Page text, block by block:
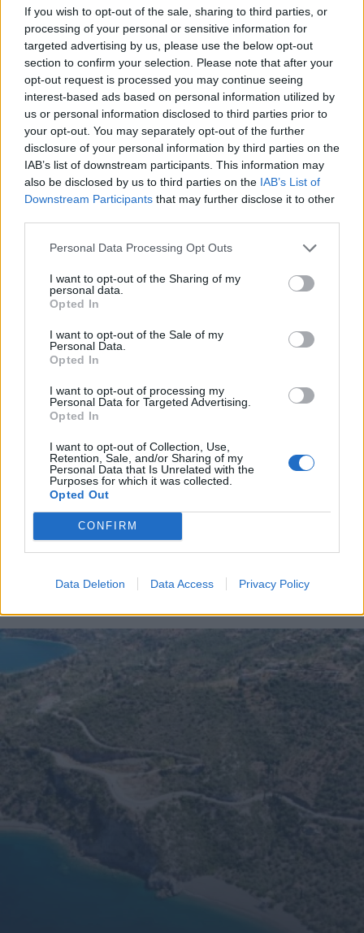
If you wish to opt-out of the sale, sharing to third parties, or
processing of your personal or sensitive information for
targeted advertising by us, please use the below opt-out
section to confirm your selection. Please note that after your
opt-out request is processed you may continue seeing
interest-based ads based on personal information utilized by
us or personal information disclosed to third parties prior to
your opt-out. You may separately opt-out of the further
disclosure of your personal information by third parties on the
IAB’s list of downstream participants. This information may
also be disclosed by us to third parties on the IAB’s List of
Downstream Participants that may further disclose it to other
Personal Data Processing Opt Outs
I want to opt-out of the Sharing of my
personal data.
Opted In
I want to opt-out of the Sale of my
Personal Data.
Opted In
I want to opt-out of processing my
Personal Data for Targeted Advertising.
Opted In
I want to opt-out of Collection, Use,
Retention, Sale, and/or Sharing of my
Personal Data that Is Unrelated with the
Purposes for which it was collected.
Opted Out
CONFIRM
Data Deletion Data Access Privacy Policy
νοσοκομείο με βαριά τραύματα στο κεφάλι και
εγκαύματα στην πλάτη.
Δες πώς συνέβη η επίθεση, τι δείχνουν τα
βίντεο και ποια είναι η επόμενη μέρα στην
Ονδούρα
Διάβασε σχετικά
Σκηνές τρόμου σε μπαρ της Αργεντινής:
θαμώνα
Agro-Verify: Η εφαρμογή με το barcode που
βάζει τέλος στις ελληνοποιήσεις προϊόντων
Σκέψου το πριν κάνεις τατουάζ ή piercing: Τι
αλλάζει με τους νέους κανόνες στην Ελλάδα
Διάβασε περισσότερα
Κόσμος Κοινωνία